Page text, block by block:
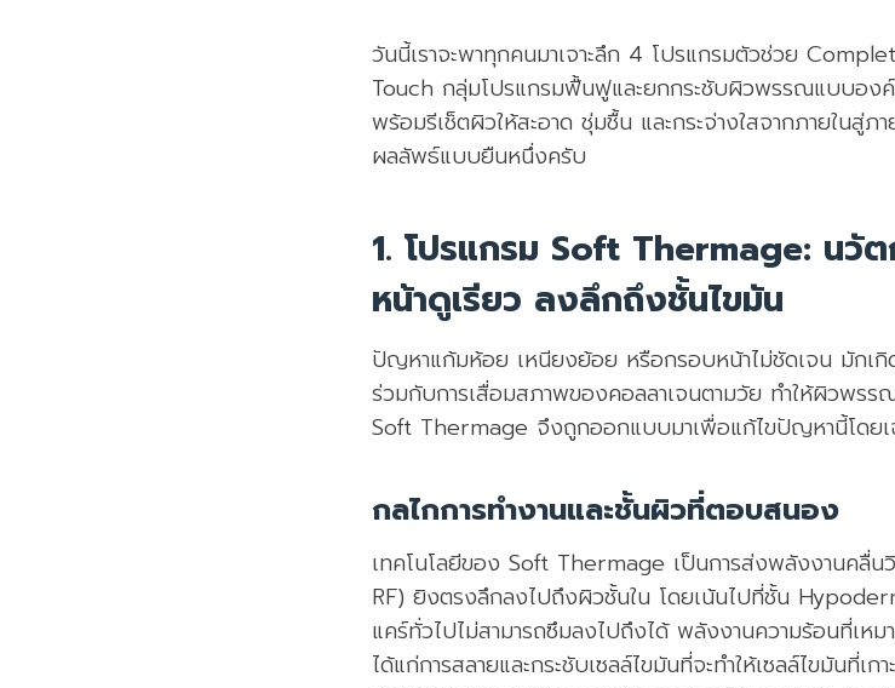
วันนี้เราจะพาทุกคนมาเจาะลึก 4 โปรแกรมตัวช่วย
Touch กลุ่มโปรแกรมฟื้นฟูและยกกระชับผิวพรรณแบบองค์
พร้อมรีเช็ตผิวให้สะอาด ชุ่มชื้น และกระจ่างใสจากภายใน
ผลลัพธ์แบบยืนหนึ่งครับ
1. โปรแกรม Soft Thermage: นวั
หน้าดูเรียว ลงลึกถึงชั้นไขมัน
ปัญหาแก้มห้อย เหนียงย้อย หรือกรอบหน้าไม่ชัดเจน มักเกิ
ร่วมกับการเสื่อมสภาพของคอลลาเจนตามวัย ทำให้ผิวพร
Soft Thermage จึงถูกออกแบบมาเพื่อแก้ไขปัญหานี้โดยเ
กลไกการทำงานและชั้นผิวที่ตอบสนอง
เทคโนโลยีของ Soft Thermage เป็นการส่งพลังงานคลื่
RF) ยิงตรงลึกลงไปถึงผิวชั้นใน โดยเน้นไปที่ชั้น
แคร์ทั่วไปไม่สามารถซึมลงไปถึงได้ พลังงานความร้อนที่เห
ได้แก่การสลายและกระชับเซลล์ไขมันที่จะทำให้เซลล์ไขมันที่เ